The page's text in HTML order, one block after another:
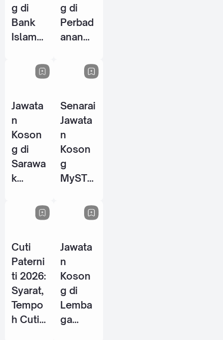
g di
Bank
Islam
Berhad
- 25
Jun
2026
g di
Perbad
anan
Johor
29 Mei
2026
Jawata
n
Koson
g di
Sarawa
k
Berhad
2026
Senarai
Jawata
n
Koson
g
MySTE
2026
Cuti
Paterni
ti 2026:
Syarat,
Tempo
h Cuti
Jawata
n
Koson
g di
Lemba
ga